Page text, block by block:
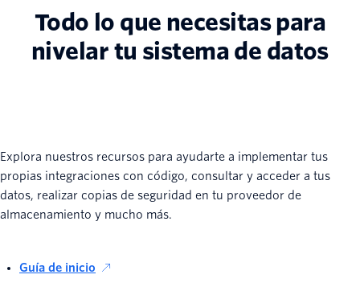
Todo lo que necesitas para
nivelar tu sistema de datos
Explora nuestros recursos para ayudarte a implementar tus
propias integraciones con código, consultar y acceder a tus
datos, realizar copias de seguridad en tu proveedor de
almacenamiento y mucho más.
Guía de inicio